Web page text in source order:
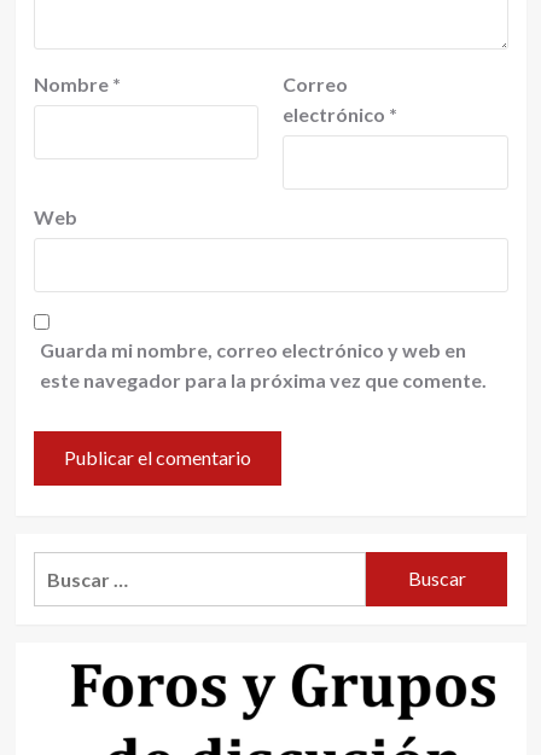
Nombre *
Correo
electrónico *
Web
Guarda mi nombre, correo electrónico y web en
este navegador para la próxima vez que comente.